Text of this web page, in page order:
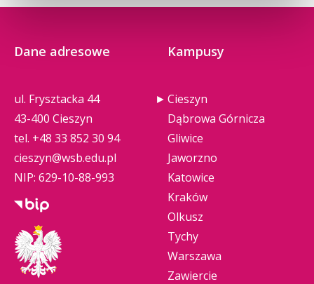
Dane adresowe
ul. Frysztacka 44
43-400 Cieszyn
tel. +48 33 852 30 94
cieszyn@wsb.edu.pl
NIP: 629-10-88-993
Kampusy
Cieszyn
Dąbrowa Górnicza
Gliwice
Jaworzno
Katowice
Kraków
Olkusz
Tychy
Warszawa
Zawiercie